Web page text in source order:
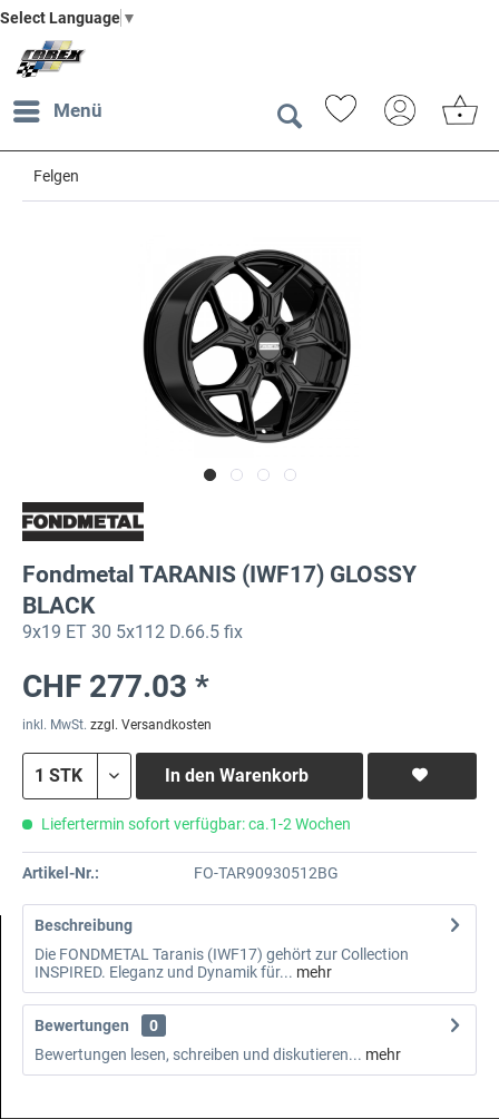
Select Language ▼
Menü
Felgen
Fondmetal TARANIS (IWF17) GLOSSY
BLACK
9x19 ET 30 5x112 D.66.5 fix
CHF 277.03 *
inkl. MwSt. zzgl. Versandkosten
In den Warenkorb
Liefertermin sofort verfügbar: ca.1-2 Wochen
Artikel-Nr.: FO-TAR90930512BG
Beschreibung
Die FONDMETAL Taranis (IWF17) gehört zur Collection
INSPIRED. Eleganz und Dynamik für... mehr
Bewertungen
0
Bewertungen lesen, schreiben und diskutieren... mehr